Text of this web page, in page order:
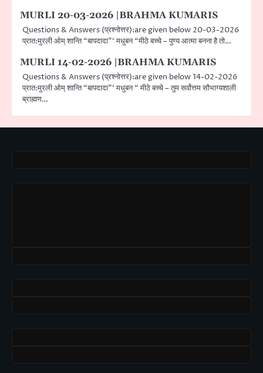
MURLI 20-03-2026 |BRAHMA KUMARIS
Questions & Answers (प्रश्नोत्तर):are given below 20-03-2026
प्रात:मुरली ओम् शान्ति “बापदादा”‘ मधुबन “मीठे बच्चे – पुण्य आत्मा बनना है तो…
MURLI 14-02-2026 |BRAHMA KUMARIS
Questions & Answers (प्रश्नोत्तर):are given below 14-02-2026
प्रात:मुरली ओम् शान्ति “बापदादा”‘ मधुबन “ मीठे बच्चे – तुम सर्वोत्तम सौभाग्यशाली
ब्राह्मण…